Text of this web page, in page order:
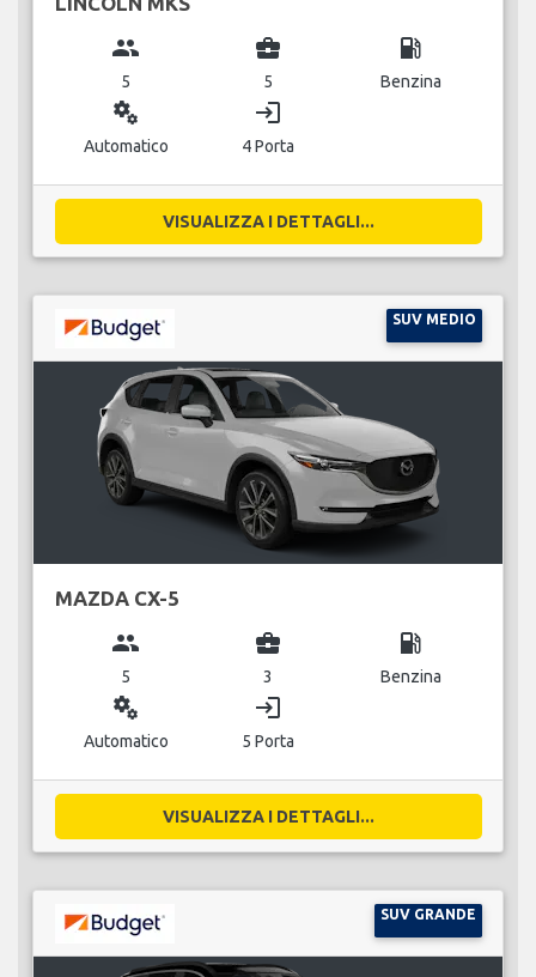
group
5
business_center
5
local_gas_station
Benzina
miscellaneous_services
Automatico
login
4 Porta
VISUALIZZA I DETTAGLI...
SUV MEDIO
MAZDA CX-5
group
5
business_center
3
local_gas_station
Benzina
miscellaneous_services
Automatico
login
5 Porta
VISUALIZZA I DETTAGLI...
SUV GRANDE